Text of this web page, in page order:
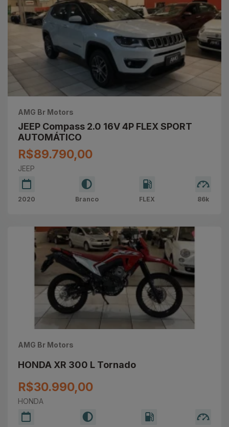
AMG Br Motors
JEEP Compass 2.0 16V 4P FLEX SPORT
AUTOMÁTICO
R$89.790,00
JEEP
2020 Branco FLEX 86k
AMG Br Motors
HONDA XR 300 L Tornado
R$30.990,00
HONDA